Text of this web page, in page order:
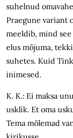
suhelnud
Praegune variant
meeldib, mind see
elus mõjuma,
suhetes. Kuid
inimesed.
K. K.: Ei maksa
usklik. Et oma
Tema mõlemad